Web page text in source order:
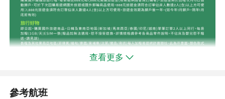
【不凡男子】馬鈴薯豬骨湯
馬鈴薯豬骨湯，韓國常見的傳統料理，有點像火鍋類的餐點，主食
是豬排骨湯加上蔬菜.馬鈴薯...等食材，各家作法雖有不同但郤為韓
查看更多
參考航班